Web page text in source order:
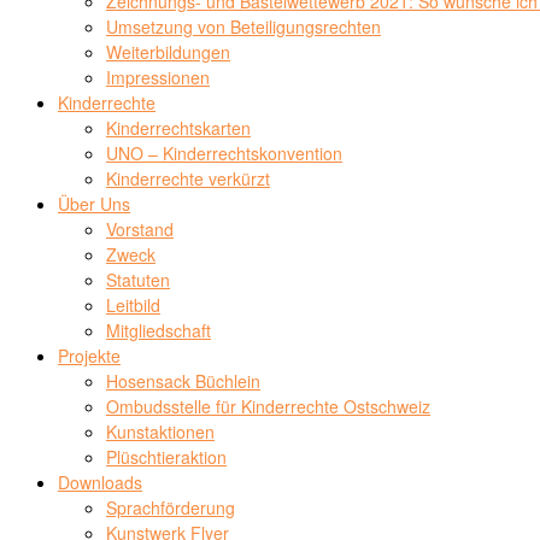
Umsetzung von Beteiligungsrechten
Weiterbildungen
Impressionen
Kinderrechte
Kinderrechtskarten
UNO – Kinderrechtskonvention
Kinderrechte verkürzt
Über Uns
Vorstand
Zweck
Statuten
Leitbild
Mitgliedschaft
Projekte
Hosensack Büchlein
Ombudsstelle für Kinderrechte Ostschweiz
Kunstaktionen
Plüschtieraktion
Downloads
Sprachförderung
Kunstwerk Flyer